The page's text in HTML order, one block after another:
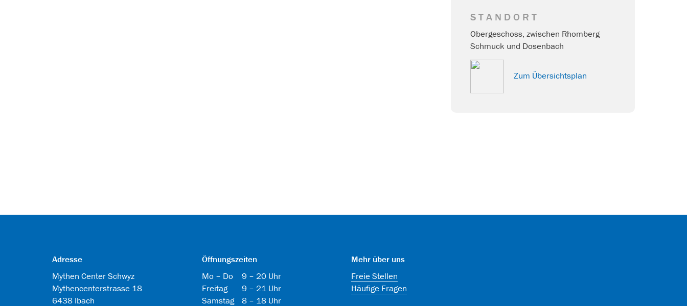
STANDORT
Obergeschoss, zwischen Rhomberg
Schmuck und Dosenbach
Zum Übersichtsplan
Adresse
Mythen Center Schwyz
Mythencenterstrasse 18
6438 Ibach
Öffnungszeiten
Mo – Do
9 – 20 Uhr
Freitag
9 – 21 Uhr
Samstag
8 – 18 Uhr
Mehr über uns
Freie Stellen
Häufige Fragen